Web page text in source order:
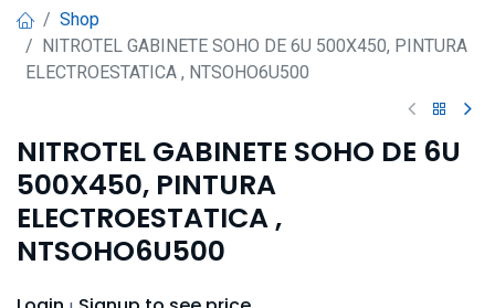
Shop
NITROTEL GABINETE SOHO DE 6U 500X450, PINTURA
ELECTROESTATICA , NTSOHO6U500
NITROTEL GABINETE SOHO DE 6U
500X450, PINTURA
ELECTROESTATICA ,
NTSOHO6U500